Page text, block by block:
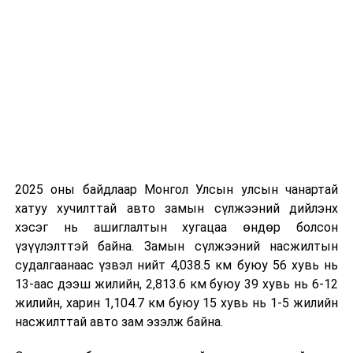
уулс болон говийн бүс нутгаар, 20-нд говь, талын
нутгаар секундэд 13-15 метр хүрч ширүүснэ.
Дархадын хотгор, Хөвсгөлийн уулархаг нутаг, Завхан
голын эх, Идэр, Тэс голын хөндийгөөр шөнөдөө 43-
48 хэм, өдөртөө 31-36 хэм, Увс нуурын хотгор,
Хангай, Хэнтийн уулархаг нутаг, Хүрэнбэлчир орчим,
Эг, Үүр, Орхон, Сэлэнгэ, Хараа, Ерөө, Туул, Тэрэлж,
Хэрлэн, Онон, Улз, Халх голын хөндийгөөр шөнөдөө
2025 оны байдлаар Монгол Улсын улсын чанартай
хатуу хучилттай авто замын сүлжээний дийлэнх
хэсэг нь ашиглалтын хугацаа өндөр болсон
үзүүлэлттэй байна. Замын сүлжээний насжилтын
судалгаанаас үзвэл нийт 4,038.5 км буюу 56 хувь нь
13-аас дээш жилийн, 2,813.6 км буюу 39 хувь нь 6-12
жилийн, харин 1,104.7 км буюу 15 хувь нь 1-5 жилийн
насжилттай авто зам эзэлж байна.